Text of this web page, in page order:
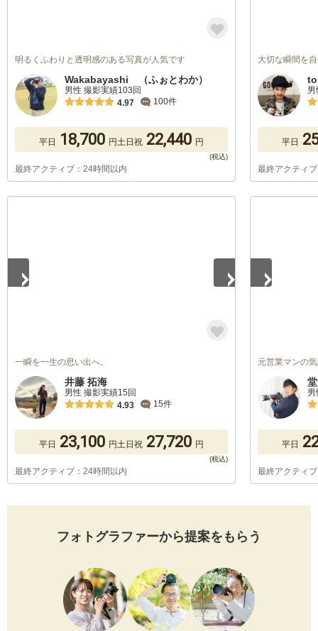
明るくふわりと透明感のある写真が人気です
Wakabayashi （ふぉとわか）
男性 撮影実績103回
4.97
100件
平日 18,700 円土日祝 22,440 円
最終アクティブ：24時間以内
大切な瞬間を
平日
最終アクティ
一瞬を一生の思い出へ。
井藤 拓海
男性 撮影実績15回
4.93
15件
平日 23,100 円土日祝 27,720 円
最終アクティブ：24時間以内
元営業マンの
平日
最終アクティ
フォトグラファーから提案をもらう